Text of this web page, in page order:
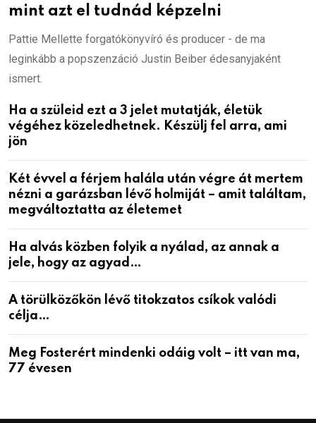
mint azt el tudnád képzelni
Pattie Mellette forgatókönyvíró és producer - de ma
leginkább a popszenzáció Justin Beiber édesanyjaként
ismert.
Ha a szüleid ezt a 3 jelet mutatják, életük
végéhez közeledhetnek. Készülj fel arra, ami
jön
Két évvel a férjem halála után végre át mertem
nézni a garázsban lévő holmiját – amit találtam,
megváltoztatta az életemet
Ha alvás közben folyik a nyálad, az annak a
jele, hogy az agyad…
A törülközőkön lévő titokzatos csíkok valódi
célja…
Meg Fosterért mindenki odáig volt – itt van ma,
77 évesen